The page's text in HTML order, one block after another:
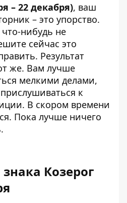
– 22 декабря), ваш
– это упорство.
нибудь не
сейчас это
Результат
же. Вам лучше
мелкими делами,
к
В скором времени
Пока лучше ничего
Козерог